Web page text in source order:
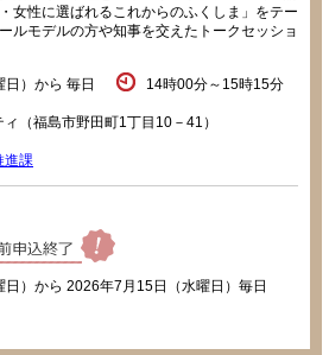
女性に選ばれるこれからのふくしま」をテー
ルモデルの方や知事を交えたトークセッショ
）から 毎日 14時00分～15時15分
（福島市野田町1丁目10－41）
進課
）から 2026年7月15日（水曜日）毎日